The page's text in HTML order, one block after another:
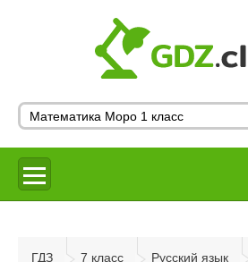
ГДЗ 7 класс Русский язык